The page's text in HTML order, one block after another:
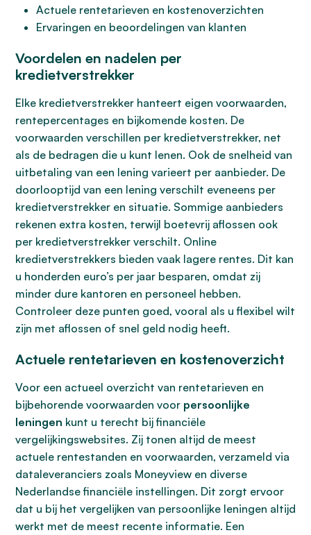
Actuele rentetarieven en kostenoverzichten
Ervaringen en beoordelingen van klanten
Voordelen en nadelen per
kredietverstrekker
Elke kredietverstrekker hanteert eigen voorwaarden,
rentepercentages en bijkomende kosten. De
voorwaarden verschillen per kredietverstrekker, net
als de bedragen die u kunt lenen. Ook de snelheid van
uitbetaling van een lening varieert per aanbieder. De
doorlooptijd van een lening verschilt eveneens per
kredietverstrekker en situatie. Sommige aanbieders
rekenen extra kosten, terwijl boetevrij aflossen ook
per kredietverstrekker verschilt. Online
kredietverstrekkers bieden vaak lagere rentes. Dit kan
u honderden euro’s per jaar besparen, omdat zij
minder dure kantoren en personeel hebben.
Controleer deze punten goed, vooral als u flexibel wilt
zijn met aflossen of snel geld nodig heeft.
Actuele rentetarieven en kostenoverzicht
Voor een actueel overzicht van rentetarieven en
bijbehorende voorwaarden voor persoonlijke
leningen kunt u terecht bij financiële
vergelijkingswebsites. Zij tonen altijd de meest
actuele rentestanden en voorwaarden, verzameld via
dataleveranciers zoals Moneyview en diverse
Nederlandse financiële instellingen. Dit zorgt ervoor
dat u bij het vergelijken van persoonlijke leningen altijd
werkt met de meest recente informatie. Een